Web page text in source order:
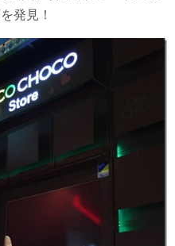
発見！